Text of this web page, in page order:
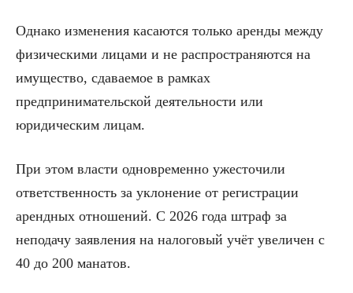
Однако изменения касаются только аренды между
физическими лицами и не распространяются на
имущество, сдаваемое в рамках
предпринимательской деятельности или
юридическим лицам.
При этом власти одновременно ужесточили
ответственность за уклонение от регистрации
арендных отношений. С 2026 года штраф за
неподачу заявления на налоговый учёт увеличен с
40 до 200 манатов.